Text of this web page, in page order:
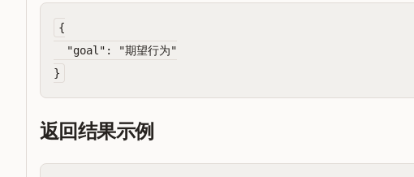
{
  "goal": "期望行为"
返回结果示例